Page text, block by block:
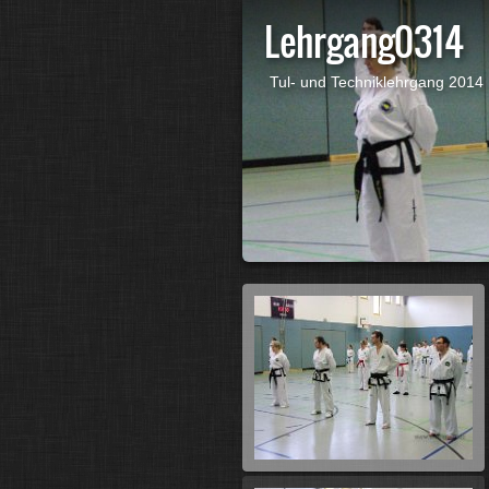
Lehrgang0314
Tul- und Techniklehrgang 2014